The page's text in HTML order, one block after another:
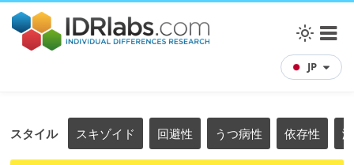
JP
スタイル スキゾイド 回避性 うつ病性 依存性